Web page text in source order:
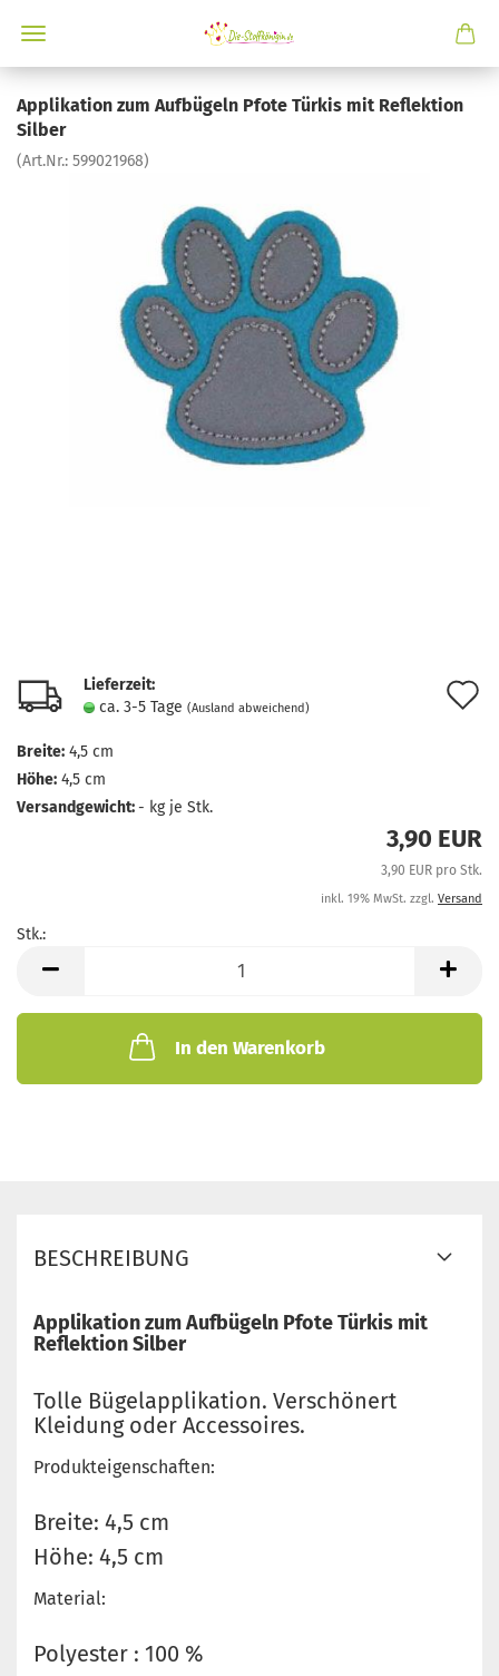
Applikation zum Aufbügeln Pfote Türkis mit Reflektion
Silber
(Art.Nr.: 599021968)
Lieferzeit:
ca. 3-5 Tage (Ausland abweichend)
Breite: 4,5 cm
Höhe: 4,5 cm
Versandgewicht:- kg je Stk.
3,90 EUR
3,90 EUR pro Stk.
inkl. 19% MwSt. zzgl. Versand
Stk.:
In den Warenkorb
BESCHREIBUNG
Applikation zum Aufbügeln Pfote Türkis mit
Reflektion Silber
Tolle Bügelapplikation. Verschönert
Kleidung oder Accessoires.
Produkteigenschaften:
Breite: 4,5 cm
Höhe: 4,5 cm
Material:
Polyester : 100 %